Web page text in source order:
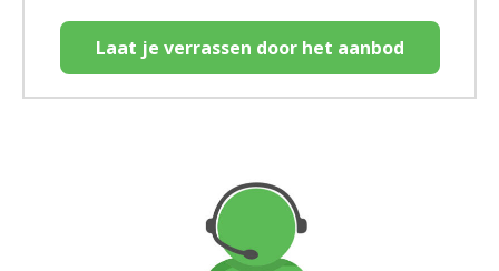
Laat je verrassen door het aanbod